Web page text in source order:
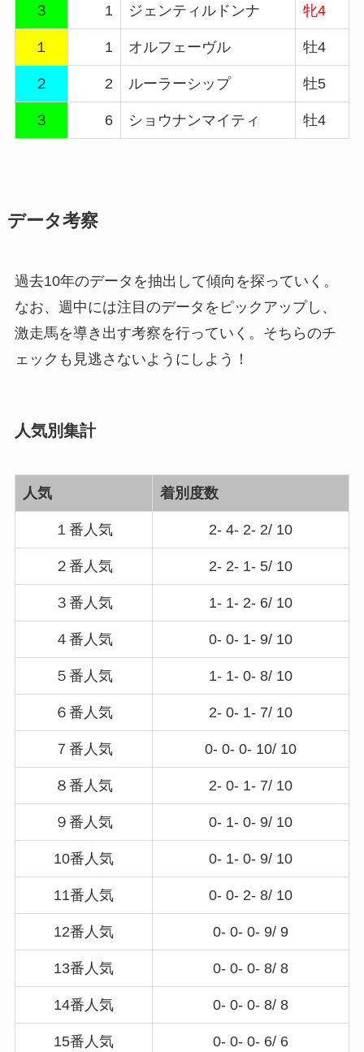
３ 1 ジェンティルドンナ 牝4
１ 1 オルフェーヴル 牡4
２ 2 ルーラーシップ 牡5
３ 6 ショウナンマイティ 牡4
データ考察
過去10年のデータを抽出して傾向を探っていく。
なお、週中には注目のデータをピックアップし、
激走馬を導き出す考察を行っていく。そちらのチ
ェックも見逃さないようにしよう！
人気別集計
人気 着別度数
１番人気 2- 4- 2- 2/ 10
２番人気 2- 2- 1- 5/ 10
３番人気 1- 1- 2- 6/ 10
４番人気 0- 0- 1- 9/ 10
５番人気 1- 1- 0- 8/ 10
６番人気 2- 0- 1- 7/ 10
７番人気 0- 0- 0- 10/ 10
８番人気 2- 0- 1- 7/ 10
９番人気 0- 1- 0- 9/ 10
10番人気 0- 1- 0- 9/ 10
11番人気 0- 0- 2- 8/ 10
12番人気 0- 0- 0- 9/ 9
13番人気 0- 0- 0- 8/ 8
14番人気 0- 0- 0- 8/ 8
15番人気 0- 0- 0- 6/ 6